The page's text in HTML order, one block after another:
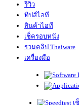
รีวิว
ทิปส์ไอที
สินค้าไอที
เช็ครอบหนัง
รวมคลิป Thaiware
เครื่องมือ
เ